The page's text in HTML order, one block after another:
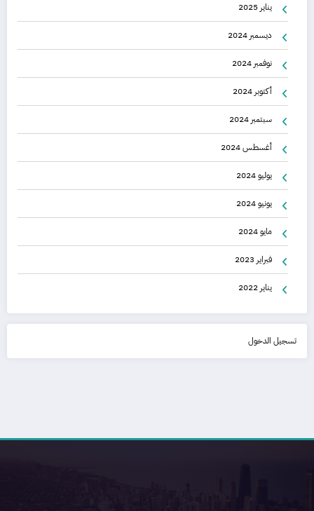
يناير 2025
ديسمبر 2024
نوفمبر 2024
أكتوبر 2024
سبتمبر 2024
أغسطس 2024
يوليو 2024
يونيو 2024
مايو 2024
فبراير 2023
يناير 2022
تسجيل الدخول